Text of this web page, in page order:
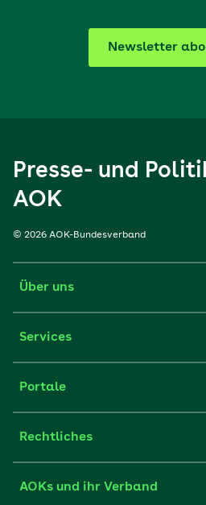
Newsletter
Presse- und
AOK
© 2026 AOK-Bundesverband
Über uns
Services
Portale
Rechtliches
AOKs und ihr Verband